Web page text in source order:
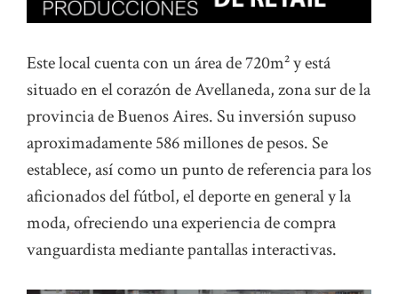
Este local cuenta con un área de 720m² y está
situado en el corazón de Avellaneda, zona sur de la
provincia de Buenos Aires. Su inversión supuso
aproximadamente 586 millones de pesos. Se
establece, así como un punto de referencia para los
aficionados del fútbol, el deporte en general y la
moda, ofreciendo una experiencia de compra
vanguardista mediante pantallas interactivas.